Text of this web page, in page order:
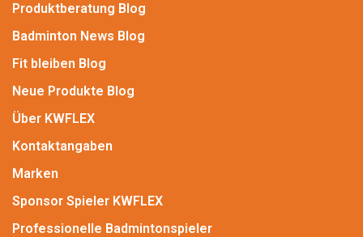
Produktberatung Blog
Badminton News Blog
Fit bleiben Blog
Neue Produkte Blog
Über KWFLEX
Kontaktangaben
Marken
Sponsor Spieler KWFLEX
Professionelle Badmintonspieler